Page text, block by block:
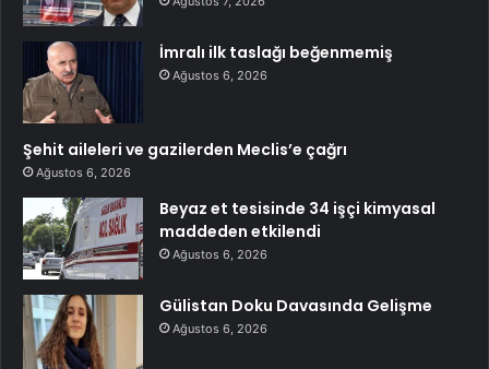
İmralı ilk taslağı beğenmemiş
Ağustos 6, 2026
Şehit aileleri ve gazilerden Meclis’e çağrı
Ağustos 6, 2026
Beyaz et tesisinde 34 işçi kimyasal
maddeden etkilendi
Ağustos 6, 2026
Gülistan Doku Davasında Gelişme
Ağustos 6, 2026